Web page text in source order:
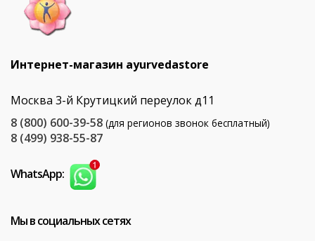
Интернет-магазин ayurvedastore
Москва 3-й Крутицкий переулок д11
8 (800) 600-39-58 (для регионов звонок бесплатный)
8 (499) 938-55-87
WhatsApp:
Мы в социальных сетях